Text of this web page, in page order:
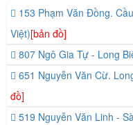
153 Phạm Văn Đồng.
Việt)[bản đồ]
807 Ngô Gia Tự - Long
651 Nguyễn Văn Cừ.
đồ]
519 Nguyễn Văn Linh -